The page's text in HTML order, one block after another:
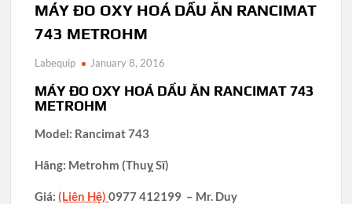
MÁY ĐO OXY HOÁ DẦU ĂN RANCIMAT
743 METROHM
Labequip January 8, 2016
MÁY ĐO OXY HOÁ DẦU ĂN RANCIMAT 743
METROHM
Model: Rancimat 743
Hãng: Metrohm (Thuỵ Sĩ)
Giá:(Liên Hệ)0977 412199 – Mr. Duy